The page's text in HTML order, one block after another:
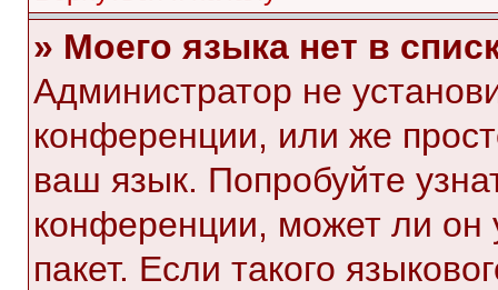
» Моего языка нет в
Администратор не
конференции, или же
ваш язык. Попробуйте
конференции, может ли он
пакет. Если такого